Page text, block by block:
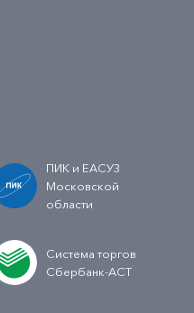
ПИК и ЕАСУЗ
Московской
области
Система торгов
Сбербанк-АСТ